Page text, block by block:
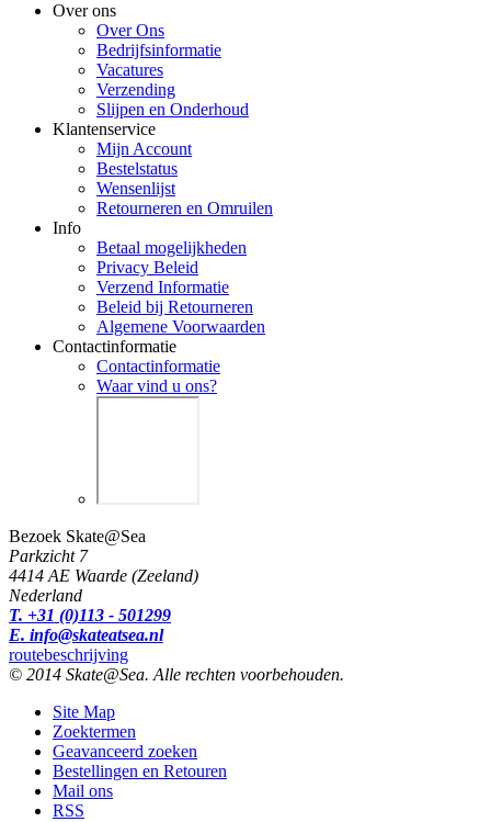
Over ons
Over Ons
Bedrijfsinformatie
Vacatures
Verzending
Slijpen en Onderhoud
Klantenservice
Mijn Account
Bestelstatus
Wensenlijst
Retourneren en Omruilen
Info
Betaal mogelijkheden
Privacy Beleid
Verzend Informatie
Beleid bij Retourneren
Algemene Voorwaarden
Contactinformatie
Contactinformatie
Waar vind u ons?
Bezoek Skate@Sea
Parkzicht 7
4414 AE Waarde (Zeeland)
Nederland
T. +31 (0)113 - 501299
E. info@skateatsea.nl
routebeschrijving
© 2014 Skate@Sea. Alle rechten voorbehouden.
Site Map
Zoektermen
Geavanceerd zoeken
Bestellingen en Retouren
Mail ons
RSS